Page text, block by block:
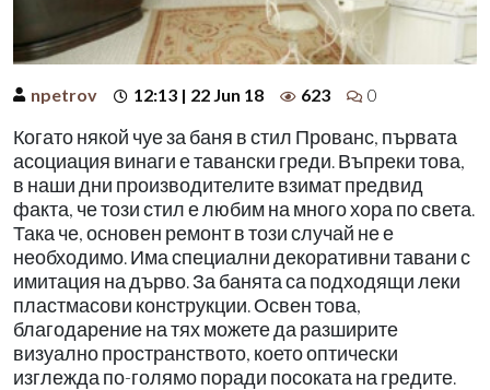
npetrov 12:13 | 22 Jun 18 623 0
Когато някой чуе за баня в стил Прованс, първата
асоциация винаги е тавански греди. Въпреки това,
в наши дни производителите взимат предвид
факта, че този стил е любим на много хора по света.
Така че, основен ремонт в този случай не е
необходимо. Има специални декоративни тавани с
имитация на дърво. За банята са подходящи леки
пластмасови конструкции. Освен това,
благодарение на тях можете да разширите
визуално пространството, което оптически
изглежда по-голямо поради посоката на гредите.